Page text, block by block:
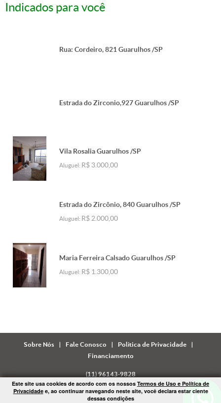
Indicados para você
Rua: Cordeiro, 821 Guarulhos /SP
Estrada do Zirconio,927 Guarulhos /SP
Vila Rosalia Guarulhos /SP
Aluguel: R$ 3.000,00
Estrada do Zircônio, 840 Guarulhos /SP
Aluguel: R$ 2.000,00
Maria Ferreira Calsado Guarulhos /SP
Aluguel: R$ 1.300,00
Sobre Nós | Fale Conosco | Política de Privacidade
|
Financiamento
(11) 96143-9828
(11) 98825-9161
Este site usa cookies de acordo com os nossos Termos de Uso e Política de
Privacidadee, ao continuar navegando neste site, você declara estar ciente
dessas condições